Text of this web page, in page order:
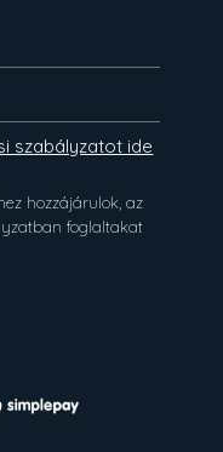
szabályzatot ide
hozzájárulok, az
foglaltakat